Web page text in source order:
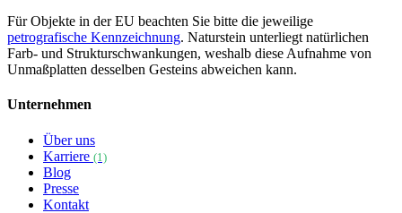
Für Objekte in der EU beachten Sie bitte die jeweilige
petrografische Kennzeichnung. Naturstein unterliegt natürlichen
Farb- und Strukturschwankungen, weshalb diese Aufnahme von
Unmaßplatten desselben Gesteins abweichen kann.
Unternehmen
Über uns
Karriere (1)
Blog
Presse
Kontakt